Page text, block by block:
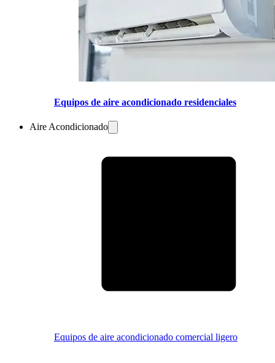
Equipos de aire acondicionado residenciales
Aire Acondicionado
Equipos de aire acondicionado comercial ligero